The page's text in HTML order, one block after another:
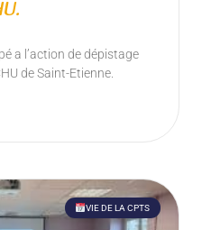
a l’action de dépistage
de Saint-Etienne.
VIE DE LA CPTS